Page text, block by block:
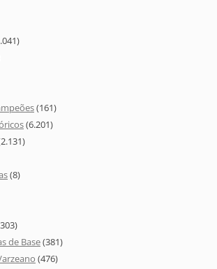
(161)
(6.201)
(8)
de Base(381)
(476)